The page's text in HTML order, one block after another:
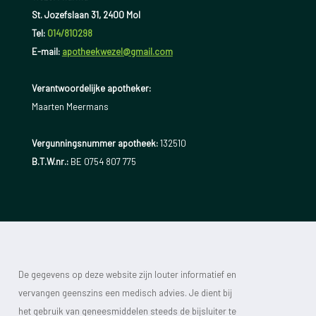
St. Jozefslaan 31, 2400 Mol
Tel: 014/810298
E-mail: apotheekwezel@gmail.com
Verantwoordelijke apotheker:
Maarten Meermans
Vergunningsnummer apotheek:132510
B.T.W.nr.:BE 0754 807 775
De gegevens op deze website zijn louter informatief en
vervangen geenszins een medisch advies. Je dient bij
het gebruik van geneesmiddelen steeds de bijsluiter te